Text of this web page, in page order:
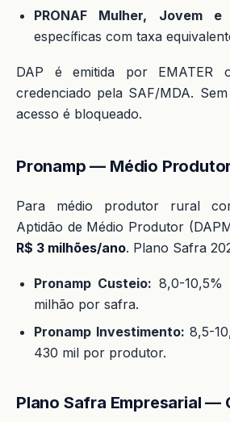
PRONAF Mulher, Jovem e
específicas com taxa
DAP é emitida por EMATER
credenciado pela SAF/MDA.
acesso é bloqueado.
Pronamp — Médio
Para médio produtor rural
Aptidão de Médio Produtor
R$ 3 milhões/ano. Plano Safra
Pronamp Custeio: 8,0-10,5%
milhão por safra.
Pronamp Investimento: 8,5-
430 mil por produtor.
Plano Safra Empresarial —